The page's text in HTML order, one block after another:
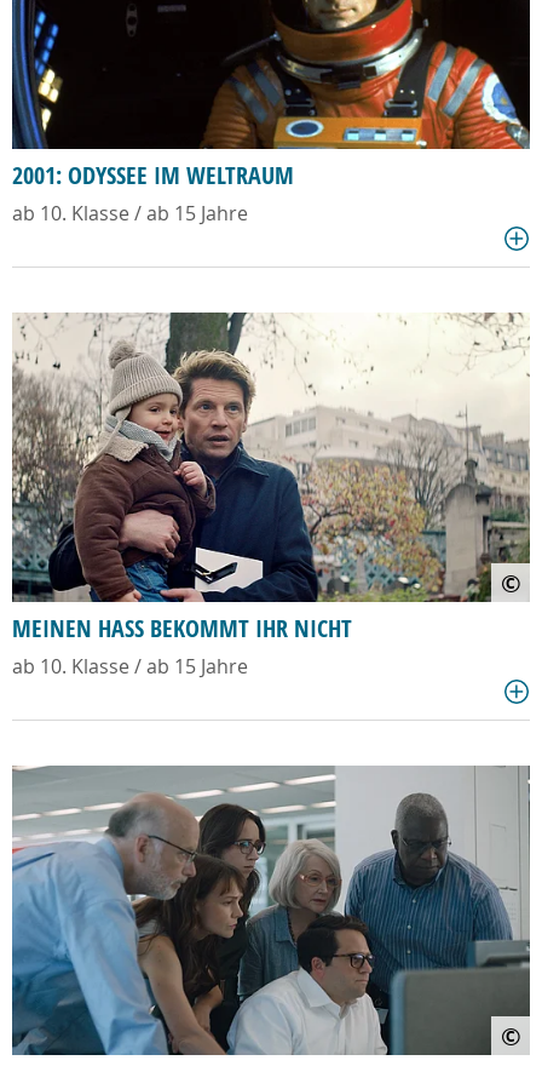
2001: ODYSSEE IM WELTRAUM
ab 10. Klasse / ab 15 Jahre
©
MEINEN HASS BEKOMMT IHR NICHT
ab 10. Klasse / ab 15 Jahre
©